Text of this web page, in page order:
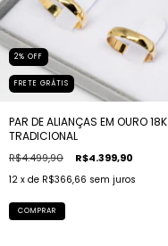
2% OFF
FRETE GRÁTIS
PAR DE ALIANÇAS EM OURO 18K
TRADICIONAL
R$4.499,90 R$4.399,90
12 x de R$366,66 sem juros
COMPRAR